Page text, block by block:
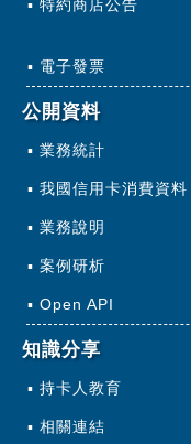
特約商店公告
電子發票
公開資料
業務統計
我國信用卡消費資料
業務說明
案例研析
Open API
知識分享
持卡人教育
相關連結